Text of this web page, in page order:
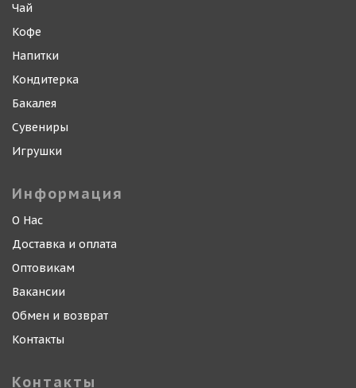
Чай
Кофе
Напитки
Кондитерка
Бакалея
Сувениры
Игрушки
Информация
О Нас
Доставка и оплата
Оптовикам
Вакансии
Обмен и возврат
Контакты
Контакты